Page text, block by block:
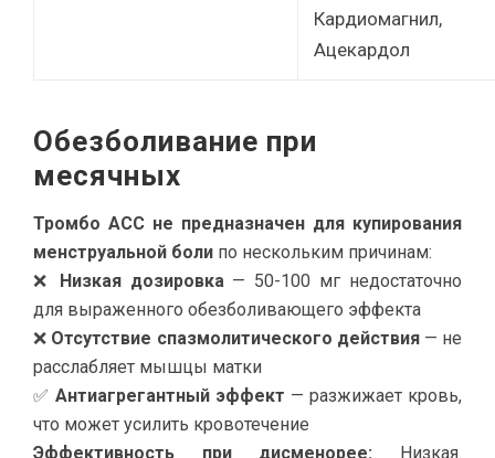
Кардиомагнил,
Ацекардол
Обезболивание при
месячных
Тромбо АСС не предназначен для купирования
менструальной боли по нескольким причинам:
❌ Низкая дозировка— 50-100 мг недостаточно
для выраженного обезболивающего эффекта
❌ Отсутствие спазмолитического действия— не
расслабляет мышцы матки
✅ Антиагрегантный эффект — разжижает кровь,
что может усилить кровотечение
Эффективность при дисменорее: Низкая.